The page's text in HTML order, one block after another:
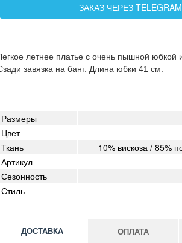
ЗАКАЗ ЧЕРЕЗ TELEGRAM
летнее платье с очень пышной юбкой
завязка на бант. Длина юбки 41 см.
Размеры
Цвет
Ткань
10% вискоза / 85%
Артикул
Сезонность
Стиль
ДОСТАВКА ОПЛАТА